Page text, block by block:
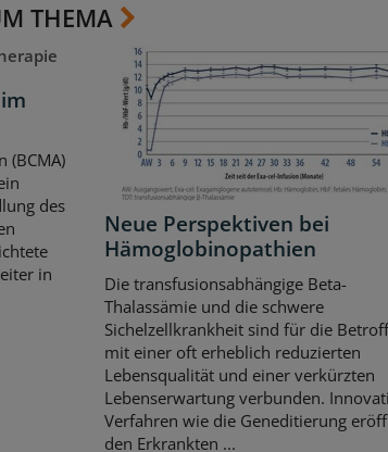
THEMA
(BCMA)
des
in
Neue Perspektiven bei
Hämoglobinopathien
Die transfusionsabhängige Beta-
Thalassämie und die schwere
Sichelzellkrankheit sind für die
mit einer oft erheblich reduzierten
Lebensqualität und einer verkürzten
Lebenserwartung verbunden.
Verfahren wie die Geneditierung
den Erkrankten ...